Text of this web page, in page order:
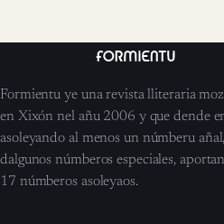
Formientu ye una revista lliteraria
en Xixón nel añu 2006 y que dende
asoleyando al menos un númberu
dalgunos númberos especiales,
17 númberos asoleyaos.